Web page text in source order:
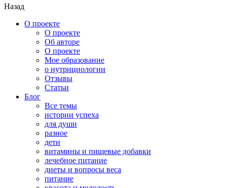
Назад
О проекте
О проекте
Об авторе
О проекте
Мое образование
о нутрициологии
Отзывы
Статьи
Блог
Все темы
истории успеха
для души
разное
дети
витамины и пищевые добавки
лечебное питание
диеты и вопросы веса
питание